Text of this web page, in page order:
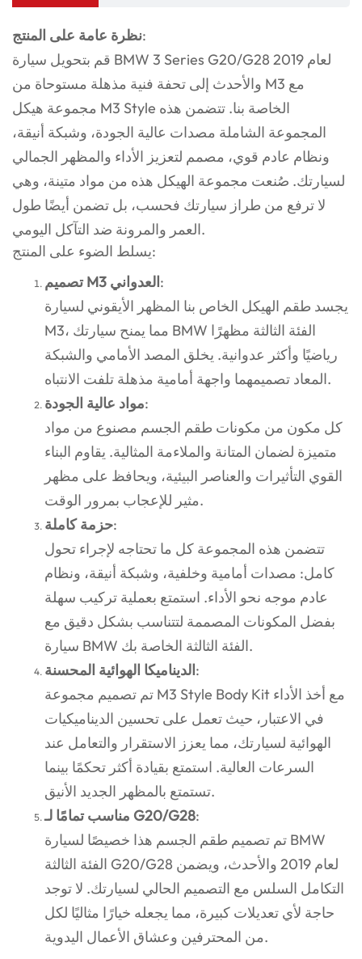
نظرة عامة على المنتج:
قم بتحويل سيارة BMW 3 Series G20/G28 لعام 2019
والأحدث إلى تحفة فنية مذهلة مستوحاة من M3 مع
مجموعة هيكل M3 Style الخاصة بنا. تتضمن هذه
المجموعة الشاملة مصدات عالية الجودة، وشبكة أنيقة،
ونظام عادم قوي، مصمم لتعزيز الأداء والمظهر الجمالي
لسيارتك. صُنعت مجموعة الهيكل هذه من مواد متينة، وهي
لا ترفع من طراز سيارتك فحسب، بل تضمن أيضًا طول
العمر والمرونة ضد التآكل اليومي.
يسلط الضوء على المنتج:
تصميم M3 العدواني:
يجسد طقم الهيكل الخاص بنا المظهر الأيقوني لسيارة
M3، مما يمنح سيارتك BMW الفئة الثالثة مظهرًا
رياضيًا وأكثر عدوانية. يخلق المصد الأمامي والشبكة
المعاد تصميمهما واجهة أمامية مذهلة تلفت الانتباه.
مواد عالية الجودة:
كل مكون من مكونات طقم الجسم مصنوع من مواد
متميزة لضمان المتانة والملاءمة المثالية. يقاوم البناء
القوي التأثيرات والعناصر البيئية، ويحافظ على مظهر
مثير للإعجاب بمرور الوقت.
حزمة كاملة:
تتضمن هذه المجموعة كل ما تحتاجه لإجراء تحول
كامل: مصدات أمامية وخلفية، وشبكة أنيقة، ونظام
عادم موجه نحو الأداء. استمتع بعملية تركيب سهلة
بفضل المكونات المصممة لتتناسب بشكل دقيق مع
سيارة BMW الفئة الثالثة الخاصة بك.
الديناميكا الهوائية المحسنة:
تم تصميم مجموعة M3 Style Body Kit مع أخذ الأداء
في الاعتبار، حيث تعمل على تحسين الديناميكيات
الهوائية لسيارتك، مما يعزز الاستقرار والتعامل عند
السرعات العالية. استمتع بقيادة أكثر تحكمًا بينما
تستمتع بالمظهر الجديد الأنيق.
مناسب تمامًا لـ G20/G28:
تم تصميم طقم الجسم هذا خصيصًا لسيارة BMW
الفئة الثالثة G20/G28 لعام 2019 والأحدث، ويضمن
التكامل السلس مع التصميم الحالي لسيارتك. لا توجد
حاجة لأي تعديلات كبيرة، مما يجعله خيارًا مثاليًا لكل
من المحترفين وعشاق الأعمال اليدوية.